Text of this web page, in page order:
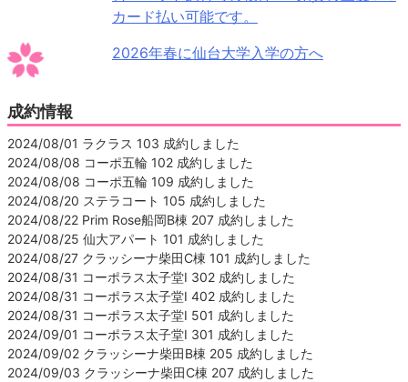
カード払い可能です。
2026年春に仙台大学入学の方へ
成約情報
2024/08/01 ラクラス 103 成約しました
2024/08/08 コーポ五輪 102 成約しました
2024/08/08 コーポ五輪 109 成約しました
2024/08/20 ステラコート 105 成約しました
2024/08/22 Prim Rose船岡B棟 207 成約しました
2024/08/25 仙大アパート 101 成約しました
2024/08/27 クラッシーナ柴田C棟 101 成約しました
2024/08/31 コーポラス太子堂Ⅰ 302 成約しました
2024/08/31 コーポラス太子堂Ⅰ 402 成約しました
2024/08/31 コーポラス太子堂Ⅰ 501 成約しました
2024/09/01 コーポラス太子堂Ⅰ 301 成約しました
2024/09/02 クラッシーナ柴田B棟 205 成約しました
2024/09/03 クラッシーナ柴田C棟 207 成約しました